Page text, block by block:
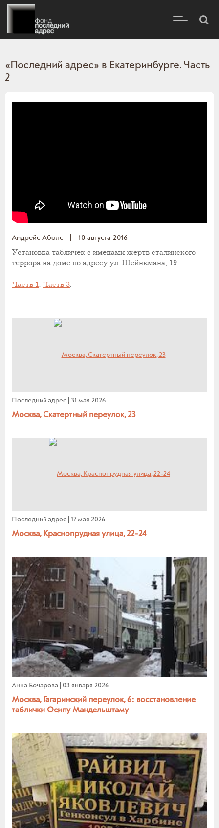
«Последний адрес» в Екатеринбурге. Часть
2
Андрейс Аболс
10 августа 2016
Установка табличек с именами жертв сталинского
террора на доме по адресу ул. Шейнкмана, 19.
Часть 1. Часть 3.
Последний адрес 31 мая 2026
Москва, Скатертный переулок, 23
Последний адрес 17 мая 2026
Москва, Краснопрудная улица, 22-24
Анна Бочарова 03 января 2026
Москва, Гагаринский переулок, 6: восстановление
таблички Осипу Мандельштаму